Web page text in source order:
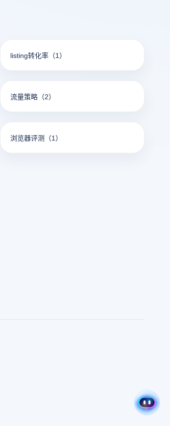
listing转化率 （1）
流量策略 （2）
浏览器评测 （1）